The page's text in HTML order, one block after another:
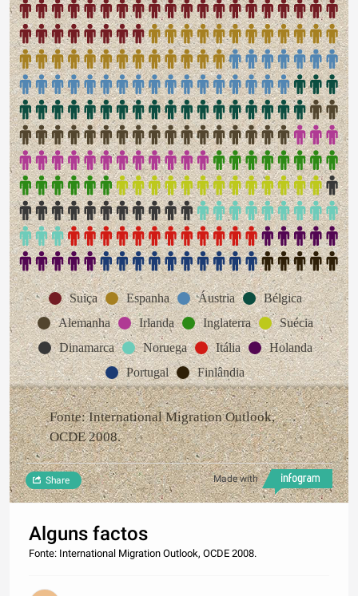
Suiça Espanha Áustria
Bélgica
Alemanha
Irlanda Inglaterra
Suécia
Dinamarca
Noruega Itália
Holanda
Portugal
Finlândia
Fonte: International Migration Outlook,
OCDE 2008.
Made with
Share
Alguns factos
Fonte: International Migration Outlook, OCDE 2008.